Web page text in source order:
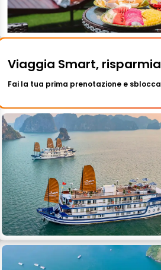
Viaggia Smart,
Fai la tua prima prenotazione e